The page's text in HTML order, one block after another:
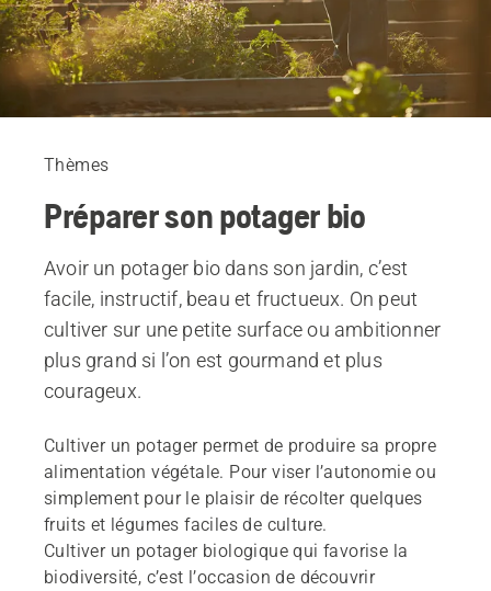
Thèmes
Préparer son potager bio
Avoir un potager bio dans son jardin, c’est
facile, instructif, beau et fructueux. On peut
cultiver sur une petite surface ou ambitionner
plus grand si l’on est gourmand et plus
courageux.
Cultiver un potager permet de produire sa propre
alimentation végétale. Pour viser l’autonomie ou
simplement pour le plaisir de récolter quelques
fruits et légumes faciles de culture.
Cultiver un potager biologique qui favorise la
biodiversité, c’est l’occasion de découvrir